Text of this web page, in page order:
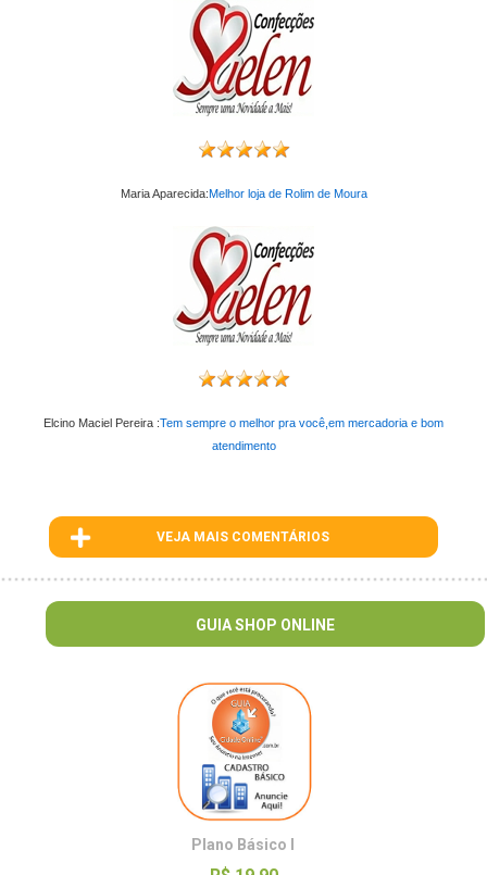
Maria Aparecida:Melhor loja de Rolim de Moura
Elcino Maciel Pereira :Tem sempre o melhor pra você,em mercadoria e bom
atendimento
VEJA MAIS COMENTÁRIOS
GUIA SHOP ONLINE
Plano Básico l